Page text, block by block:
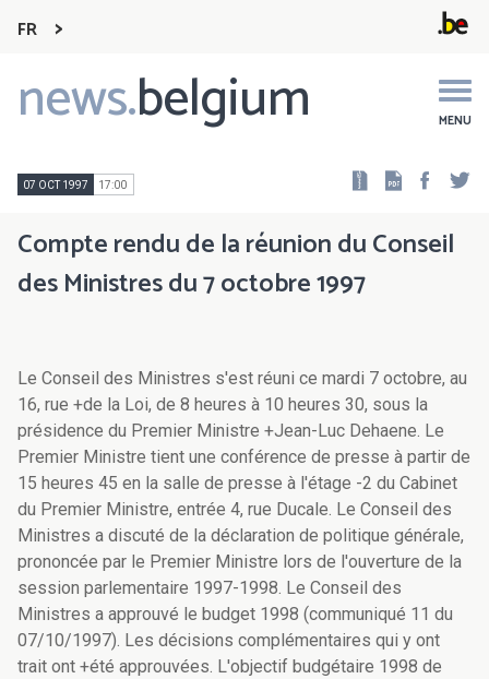
FR
news.belgium MENU
Main
navigation
07 OCT 1997 17:00
Compte rendu de la réunion du Conseil
des Ministres du 7 octobre 1997
Le Conseil des Ministres s'est réuni ce mardi 7 octobre, au
16, rue +de la Loi, de 8 heures à 10 heures 30, sous la
présidence du Premier Ministre +Jean-Luc Dehaene. Le
Premier Ministre tient une conférence de presse à partir de
15 heures 45 en la salle de presse à l'étage -2 du Cabinet
du Premier Ministre, entrée 4, rue Ducale. Le Conseil des
Ministres a discuté de la déclaration de politique générale,
prononcée par le Premier Ministre lors de l'ouverture de la
session parlementaire 1997-1998. Le Conseil des
Ministres a approuvé le budget 1998 (communiqué 11 du
07/10/1997). Les décisions complémentaires qui y ont
trait ont +été approuvées. L'objectif budgétaire 1998 de